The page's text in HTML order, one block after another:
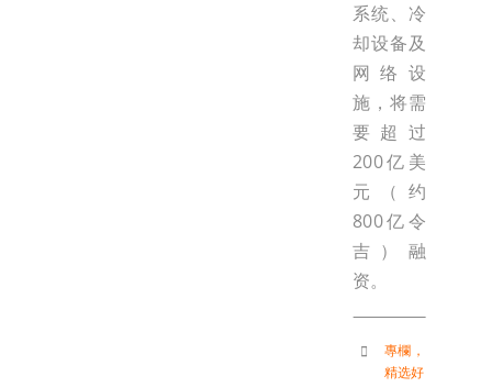
系统、冷
却设备及
网络设
施，将需
要超过
200亿美
元（约
800亿令
吉）融
资。
專欄 ，
精选好